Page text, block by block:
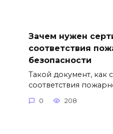
Зачем нужен
соответствия
безопасности
Такой документ, как
соответствия
0 208